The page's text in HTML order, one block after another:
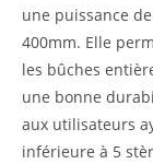
une puissance
400mm. Elle
les bûches
une bonne
aux utilisateurs
inférieure à 5